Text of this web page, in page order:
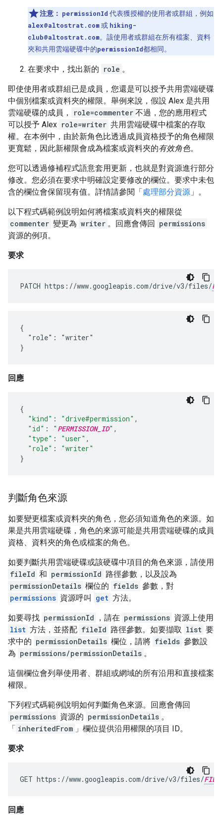
注意： permissionId 代表獲授權的使用者或群組，例如
alex@altostrat.com或 hiking-
club@altostrat.com。該使用者或群組在所有檔案、資料
夾和共用雲端硬碟中的permissionId都相同。
在要求中，找出新的 role 。
即使使用者或群組已是成員，您還是可以授予共用雲端硬碟
中個別檔案或資料夾的權限。舉例來說，假設 Alex 是共用
雲端硬碟的成員，
role=commenter 不過，您的應用程式
可以授予 Alex role=writer 共用雲端硬碟中檔案的存取
權。在本例中，由於新角色比透過成員資格授予的角色權限
更寬鬆，因此新權限會成為檔案或資料夾的有效角色。
您可以透過修補程式語意套用更新，也就是對資源進行部分
修改。您必須在要求中明確設定要修改的欄位。要求中未包
含的欄位會保留現有值。詳情請參閱「處理部分資源 」。
以下程式碼範例說明如何將檔案或資料夾的權限從
commenter 變更為 writer 。回應會傳回 permissions
資源的例項。
要求
PATCH https://www.googleapis.com/drive/v3/files/
{
  "role": "writer"
}
回應
{
"kind" : "drive#permission" ,
"id" : " PERMISSION_ID" ,
"type" : "user" ,
"role" :
"writer"
}
判斷角色來源
如要變更檔案或資料夾的角色，您必須知道角色的來源。如
果是共用雲端硬碟，角色的來源可能是共用雲端硬碟的成員
資格、資料夾的角色或檔案的角色。
如要判斷共用雲端硬碟或該硬碟中項目的角色來源，請使用
fileId 和 permissionId 路徑參數，以及設為
permissionDetails 欄位的 fields 參數，對
permissions 資源呼叫 get 方法。
如要尋找 permissionId ，請在 permissions 資源上使用
list 方法，並搭配 fileId 路徑參數。如要擷取 list 要
求中的 permissionDetails 欄位，請將 fields 參數設
為 permissions/permissionDetails 。
這個欄位會列舉使用者、群組或網域的所有沿用和直接檔案
權限。
下列程式碼範例說明如何判斷角色來源。回應會傳回
permissions 資源的 permissionDetails 。
「 inheritedFrom 」欄位提供沿用權限的項目 ID。
要求
GET https://www.googleapis.com/drive/v3/files/
回應